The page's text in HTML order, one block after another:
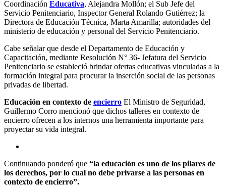
Coordinación Educativa, Alejandra Mollón; el Sub Jefe del
Servicio Penitenciario, Inspector General Rolando Gutiérrez; la
Directora de Educación Técnica, Marta Amarilla; autoridades del
ministerio de educación y personal del Servicio Penitenciario.
Cabe señalar que desde el Departamento de Educación y
Capacitación, mediante Resolución N° 36- Jefatura del Servicio
Penitenciario se estableció brindar ofertas educativas vinculadas a la
formación integral para procurar la inserción social de las personas
privadas de libertad.
Educación en contexto de encierro El Ministro de Seguridad,
Guillermo Corro mencionó que dichos talleres en contexto de
encierro ofrecen a los internos una herramienta importante para
proyectar su vida integral.
Continuando ponderó que “la educación es uno de los pilares de
los derechos, por lo cual no debe privarse a las personas en
contexto de encierro”.